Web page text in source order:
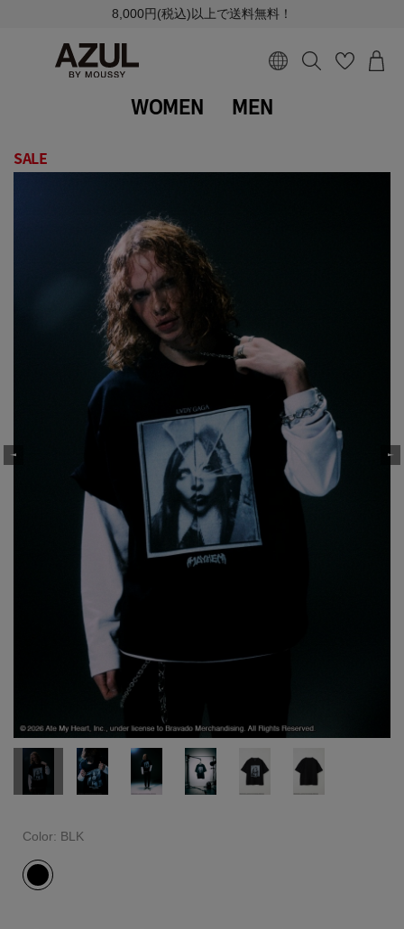
8,000円(税込)以上で送料無料！
WOMEN MEN
SALE
Color: BLK